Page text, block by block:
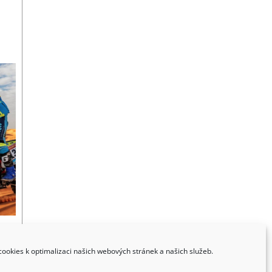
k optimalizaci našich webových stránek a našich služeb.